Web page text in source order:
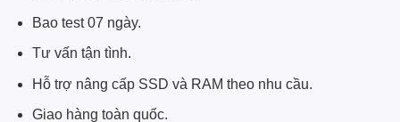
Bao test 07 ngày.
Tư vấn tận tình.
Hỗ trợ nâng cấp SSD và RAM theo nhu cầu.
Giao hàng toàn quốc.